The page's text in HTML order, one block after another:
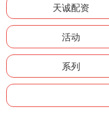
天诚配资
活动
系列